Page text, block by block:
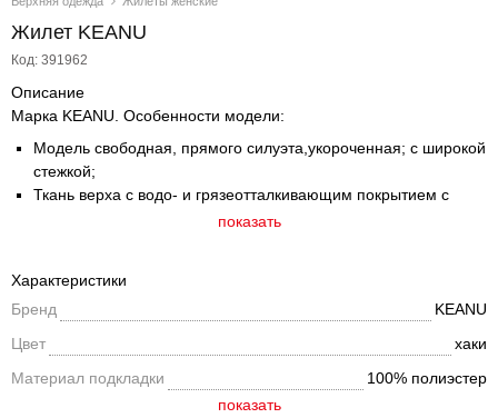
Жилет KEANU
Код: 391962
Описание
Марка KEANU. Особенности модели:
Модель свободная, прямого силуэта,укороченная; с широкой
стежкой;
Ткань верха с водо- и грязеотталкивающим покрытием с
Застежка – молния;
Внешняя ветрозащитная планка вдоль центральной молнии
Подкладка изделия из гладкого полиэстера;;
По низу изделия регулируемая утяжка на резину-шнур с
показать
Характеристики
Бренд
KEANU
Цвет
хаки
Материал подкладки
100% полиэстер